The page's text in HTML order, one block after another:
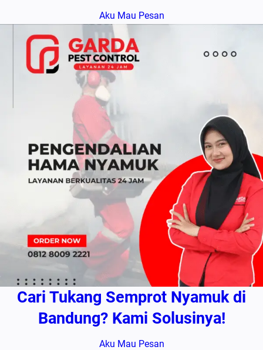
Aku Mau Pesan
Cari Tukang Semprot Nyamuk di
Bandung? Kami Solusinya!
Aku Mau Pesan